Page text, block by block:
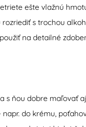
ešte vlažnú
s trochou
na detailné
s ňou dobre maľovať
do krému,